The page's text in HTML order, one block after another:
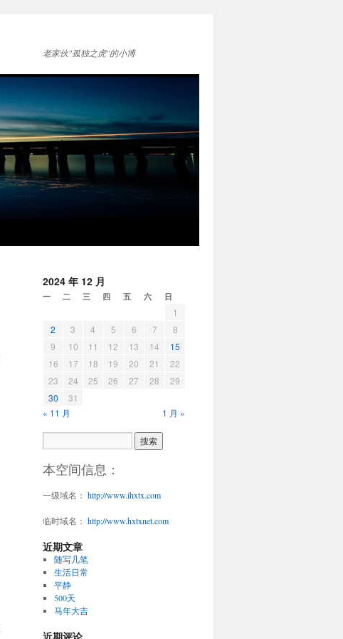
老家伙"孤独之虎"的小博
2024 年 12 月
一 二 三 四 五 六 日
1
2
3 4 5 6 7
8
9
10 11 12 13 14
15
16
17 18 19 20 21
22
23
24 25 26 27 28
29
30
31
« 11 月
1 月 »
本空间信息：
一级域名： http://www.ihxtx.com
临时域名： http://www.hxtxnet.com
近期文章
随写几笔
生活日常
平静
500天
马年大吉
近期评论